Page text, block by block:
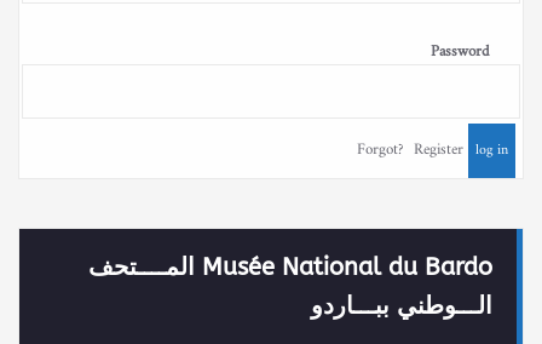
Password
Forgot? Register
Musée National du Bardo المــــتحف
الـــوطني ببـــاردو